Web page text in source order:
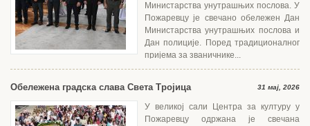
Министарства унутрашњих послова. У
Пожаревцу је свечано обележен Дан
Министарства унутрашњих послова и
Дан полиције. Поред традиционалног
пријема за званичнике...
Обележена градска слава Света Тројица 31 мај, 2026
У великој сали Центра за културу у
Пожаревцу одржана је свечана